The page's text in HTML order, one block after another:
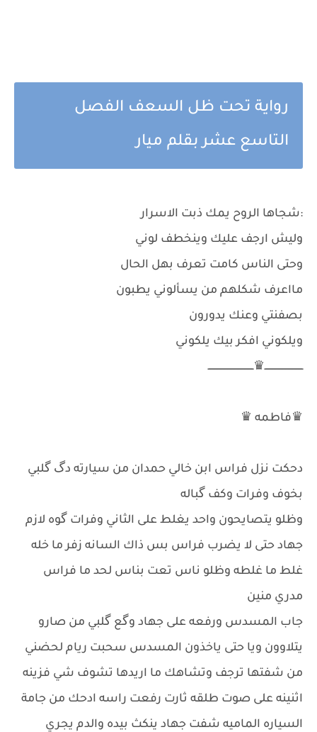
رواية تحت ظل السعف الفصل
التاسع عشر بقلم ميار
:شجاها الروح يمك ذبت الاسرار
وليش ارجف عليك وينخطف لوني
وحتى الناس كامت تعرف بهل الحال
مااعرف شكلهم من يسألوني يطبون
بصفنتي وعنك يدورون
ويلكوني افكر بيك يلكوني
ـــــــــــــــــــــــــــ♛ــــــــــــــــــــــــــــــــ
♛فاطمه ♛
دحكت نزل فراس ابن خالي حمدان من سيارته دگ گلبي
بخوف وفرات وكف گباله
وظلو يتصايحون واحد يغلط على الثاني وفرات گوه لازم
جهاد حتى لا يضرب فراس بس ذاك السانه زفر ما خله
غلط ما غلطه وظلو ناس تعت بناس لحد ما فراس
مدري منين
جاب المسدس ورفعه على جهاد وگع گلبي من صارو
يتلاوون ويا حتى ياخذون المسدس سحبت ريام لحضني
من شفتها ترجف وتشاهك ما اريدها تشوف شي فزينه
اثنينه على صوت طلقه ثارت رفعت راسه ادحك من جامة
السياره الماميه شفت جهاد ينكث بيده والدم يجري